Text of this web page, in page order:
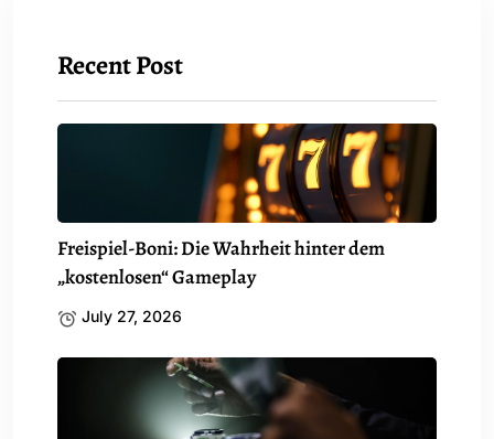
Recent Post
Freispiel-Boni: Die Wahrheit hinter dem
„kostenlosen“ Gameplay
July 27, 2026